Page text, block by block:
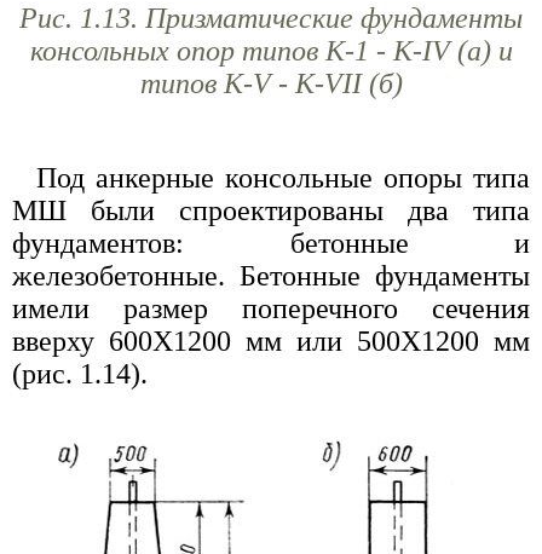
Рис. 1.13. Призматические фундаменты
консольных опор типов К-1 - K-IV (а) и
типов K-V - K-VII (б)
Под анкерные консольные опоры типа
МШ были спроектированы два типа
фундаментов: бетонные и
железобетонные. Бетонные фундаменты
имели размер поперечного сечения
вверху 600X1200 мм или 500X1200 мм
(рис. 1.14).